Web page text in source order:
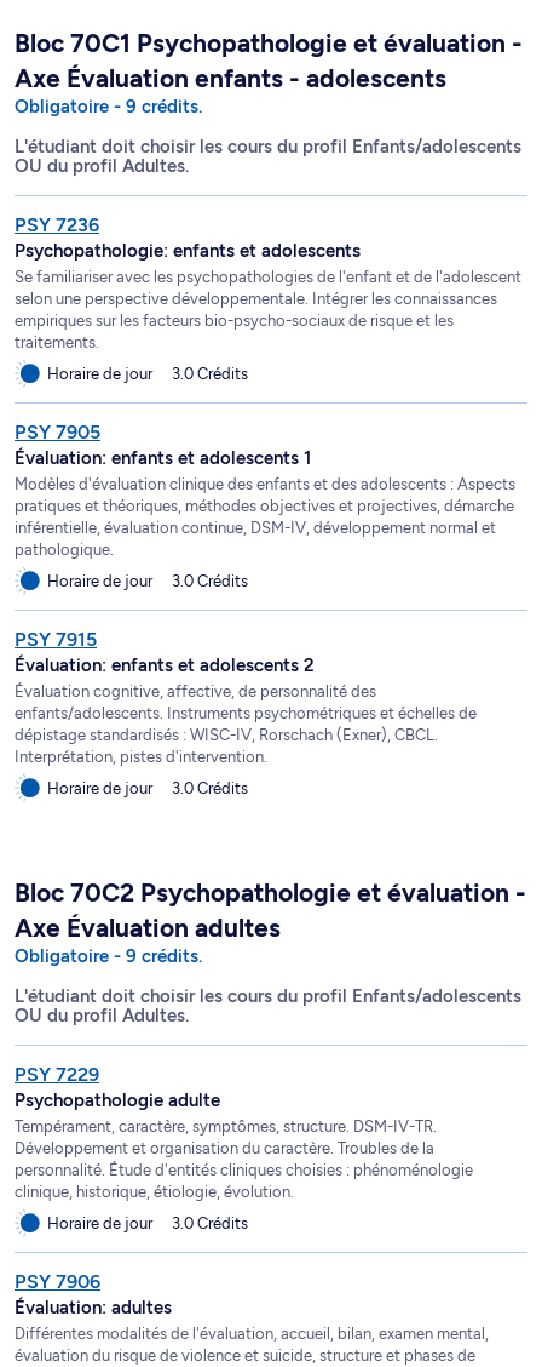
Bloc 70C1 Psychopathologie et évaluation -
Axe Évaluation enfants - adolescents
Obligatoire - 9 crédits.
L'étudiant doit choisir les cours du profil Enfants/adolescents
OU du profil Adultes.
PSY 7236
Psychopathologie: enfants et adolescents
Se familiariser avec les psychopathologies de l'enfant et de l'adolescent
selon une perspective développementale. Intégrer les connaissances
empiriques sur les facteurs bio-psycho-sociaux de risque et les
traitements.
Horaire de jour
3.0 Crédits
PSY 7905
Évaluation: enfants et adolescents 1
Modèles d'évaluation clinique des enfants et des adolescents : Aspects
pratiques et théoriques, méthodes objectives et projectives, démarche
inférentielle, évaluation continue, DSM-IV, développement normal et
pathologique.
Horaire de jour
3.0 Crédits
PSY 7915
Évaluation: enfants et adolescents 2
Évaluation cognitive, affective, de personnalité des
enfants/adolescents. Instruments psychométriques et échelles de
dépistage standardisés : WISC-IV, Rorschach (Exner), CBCL.
Interprétation, pistes d'intervention.
Horaire de jour
3.0 Crédits
Bloc 70C2 Psychopathologie et évaluation -
Axe Évaluation adultes
Obligatoire - 9 crédits.
L'étudiant doit choisir les cours du profil Enfants/adolescents
OU du profil Adultes.
PSY 7229
Psychopathologie adulte
Tempérament, caractère, symptômes, structure. DSM-IV-TR.
Développement et organisation du caractère. Troubles de la
personnalité. Étude d'entités cliniques choisies : phénoménologie
clinique, historique, étiologie, évolution.
Horaire de jour
3.0 Crédits
PSY 7906
Évaluation: adultes
Différentes modalités de l'évaluation, accueil, bilan, examen mental,
évaluation du risque de violence et suicide, structure et phases de